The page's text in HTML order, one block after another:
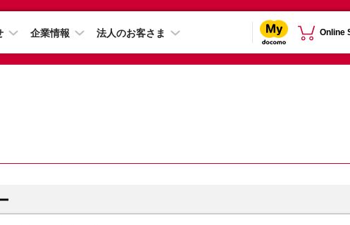
企業情報 法人のお客さま Online